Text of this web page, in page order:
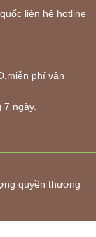
liên hệ hotline
phí vận
ngày.
quyền thương